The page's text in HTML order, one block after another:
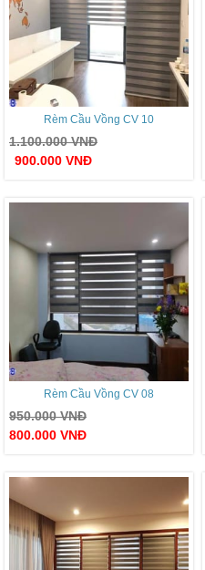
Rèm Cầu Vồng CV 10
1.100.000VNĐ
900.000 VNĐ
Rèm Cầu Vồng CV 08
950.000VNĐ
800.000 VNĐ